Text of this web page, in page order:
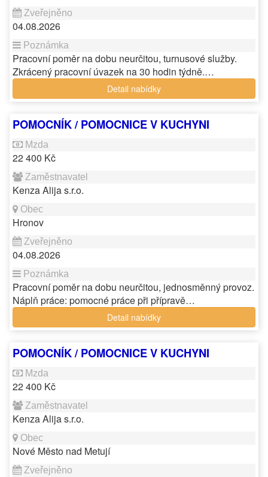
04.08.2026
Pracovní poměr na dobu neurčitou, turnusové služby.
Zkrácený pracovní úvazek na 30 hodin týdně.…
Detail nabídky
POMOCNÍK / POMOCNICE V KUCHYNI
22 400 Kč
Kenza Alija s.r.o.
Hronov
04.08.2026
Pracovní poměr na dobu neurčitou, jednosměnný provoz.
Náplň práce: pomocné práce při přípravě…
Detail nabídky
POMOCNÍK / POMOCNICE V KUCHYNI
22 400 Kč
Kenza Alija s.r.o.
Nové Město nad Metují